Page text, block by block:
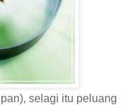
selagi itu peluang